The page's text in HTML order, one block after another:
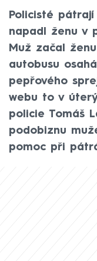
Policisté
napadl ženu v
Muž začal
autobusu
pepřového
webu to v
policie Tomáš
podobiznu
pomoc při